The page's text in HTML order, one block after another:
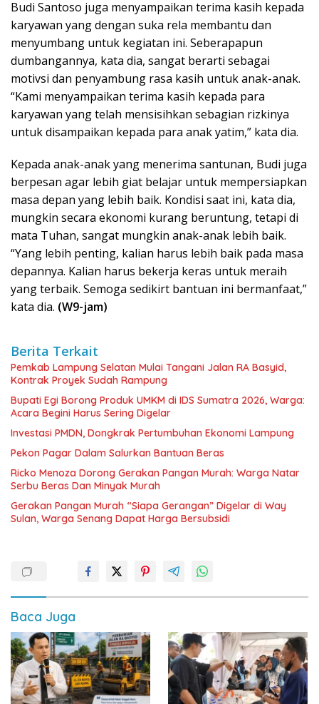
Budi Santoso juga menyampaikan terima kasih kepada
karyawan yang dengan suka rela membantu dan
menyumbang untuk kegiatan ini. Seberapapun
dumbangannya, kata dia, sangat berarti sebagai
motivsi dan penyambung rasa kasih untuk anak-anak.
“Kami menyampaikan terima kasih kepada para
karyawan yang telah mensisihkan sebagian rizkinya
untuk disampaikan kepada para anak yatim,” kata dia.
Kepada anak-anak yang menerima santunan, Budi juga
berpesan agar lebih giat belajar untuk mempersiapkan
masa depan yang lebih baik. Kondisi saat ini, kata dia,
mungkin secara ekonomi kurang beruntung, tetapi di
mata Tuhan, sangat mungkin anak-anak lebih baik.
“Yang lebih penting, kalian harus lebih baik pada masa
depannya. Kalian harus bekerja keras untuk meraih
yang terbaik. Semoga sedikirt bantuan ini bermanfaat,”
kata dia. (W9-jam)
Berita Terkait
Pemkab Lampung Selatan Mulai Tangani Jalan RA Basyid,
Kontrak Proyek Sudah Rampung
Bupati Egi Borong Produk UMKM di IDS Sumatra 2026, Warga:
Acara Begini Harus Sering Digelar
Investasi PMDN, Dongkrak Pertumbuhan Ekonomi Lampung
Pekon Pagar Dalam Salurkan Bantuan Beras
Ricko Menoza Dorong Gerakan Pangan Murah: Warga Natar
Serbu Beras Dan Minyak Murah
Gerakan Pangan Murah “Siapa Gerangan” Digelar di Way
Sulan, Warga Senang Dapat Harga Bersubsidi
Baca Juga